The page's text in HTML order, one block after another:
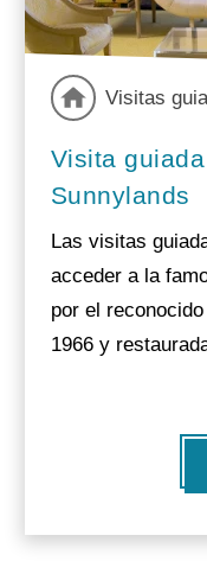
Visitas
Visita
Sunnylands
Las visitas
acceder a la
por el
1966 y